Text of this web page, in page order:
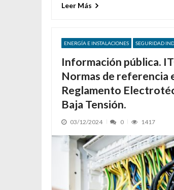
Leer Más
ENERGÍA E INSTALACIONES SEGURIDAD
Información pública.
Normas de referencia
Reglamento
Baja Tensión.
03/12/2024 0 1417